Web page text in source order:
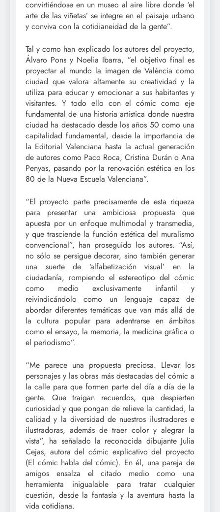
convirtiéndose en un museo al aire libre donde ‘el
arte de las viñetas’ se integre en el paisaje urbano
y conviva con la cotidianeidad de la gente”.
Tal y como han explicado los autores del proyecto,
Álvaro Pons y Noelia Ibarra, “el objetivo final es
proyectar al mundo la imagen de València como
ciudad que valora altamente su creatividad y la
utiliza para educar y emocionar a sus habitantes y
visitantes. Y todo ello con el cómic como eje
fundamental de una historia artística donde nuestra
ciudad ha destacado desde los años 50 como una
capitalidad fundamental, desde la importancia de
la Editorial Valenciana hasta la actual generación
de autores como Paco Roca, Cristina Durán o Ana
Penyas, pasando por la renovación estética en los
80 de la Nueva Escuela Valenciana”.
“El proyecto parte precisamente de esta riqueza
para presentar una ambiciosa propuesta que
apuesta por un enfoque multimodal y transmedia,
y que trasciende la función estética del muralismo
convencional”, han proseguido los autores. “Así,
no sólo se persigue decorar, sino también generar
una suerte de ‘alfabetización visual’ en la
ciudadanía, rompiendo el estereotipo del cómic
como medio exclusivamente infantil y
reivindicándolo como un lenguaje capaz de
abordar diferentes temáticas que van más allá de
la cultura popular para adentrarse en ámbitos
como el ensayo, la memoria, la medicina gráfica o
el periodismo”.
“Me parece una propuesta preciosa. Llevar los
personajes y las obras más destacadas del cómic a
la calle para que formen parte del día a día de la
gente. Que traigan recuerdos, que despierten
curiosidad y que pongan de relieve la cantidad, la
calidad y la diversidad de nuestros ilustradores e
ilustradoras, además de traer color y alegrar la
vista”, ha señalado la reconocida dibujante Julia
Cejas, autora del cómic explicativo del proyecto
(El cómic habla del cómic). En él, una pareja de
amigos ensalza el citado medio como una
herramienta inigualable para tratar cualquier
cuestión, desde la fantasía y la aventura hasta la
vida cotidiana.